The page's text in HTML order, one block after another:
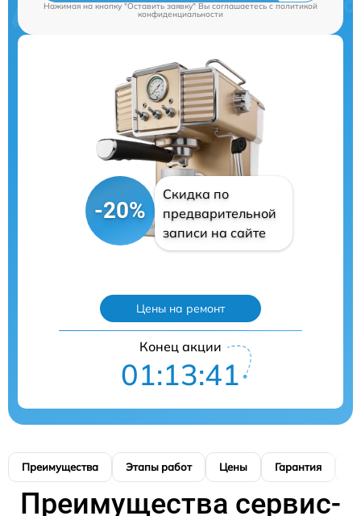
Нажимая на кнопку "Оставить заявку" Вы соглашаетесь cполитикой
конфиденциальности
-20%
Скидка по
предварительной
записи на сайте
Цены на ремонт
Конец акции
01:13:40
Преимущества Этапы работ Цены Гарантия
Преимущества сервис-